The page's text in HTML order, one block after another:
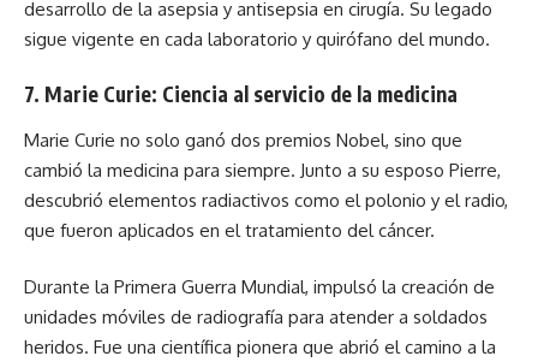
desarrollo de la asepsia y antisepsia en cirugía. Su legado
sigue vigente en cada laboratorio y quirófano del mundo.
7. Marie Curie: Ciencia al servicio de la medicina
Marie Curie no solo ganó dos premios Nobel, sino que
cambió la medicina para siempre. Junto a su esposo Pierre,
descubrió elementos radiactivos como el polonio y el radio,
que fueron aplicados en el tratamiento del cáncer.
Durante la Primera Guerra Mundial, impulsó la creación de
unidades móviles de radiografía para atender a soldados
heridos. Fue una científica pionera que abrió el camino a la